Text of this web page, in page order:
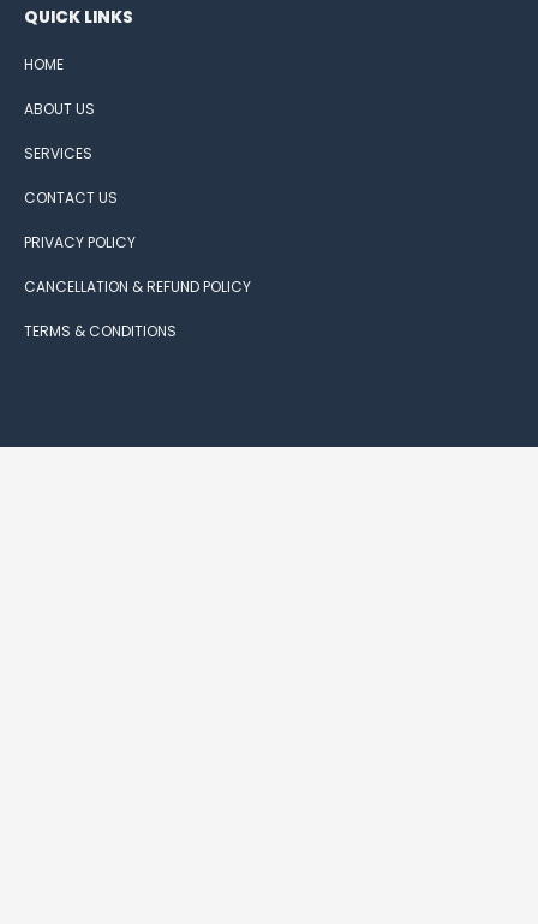
QUICK LINKS
HOME
ABOUT US
SERVICES
CONTACT US
PRIVACY POLICY
CANCELLATION & REFUND POLICY
TERMS & CONDITIONS